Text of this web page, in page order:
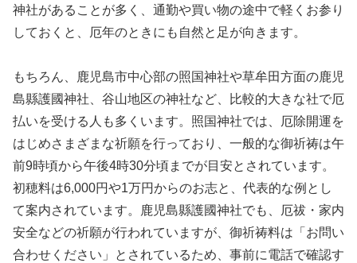
神社があることが多く、通勤や買い物の途中で軽くお参り
しておくと、厄年のときにも自然と足が向きます。
もちろん、鹿児島市中心部の照国神社や草牟田方面の鹿児
島縣護國神社、谷山地区の神社など、比較的大きな社で厄
払いを受ける人も多くいます。照国神社では、厄除開運を
はじめさまざまな祈願を行っており、一般的な御祈祷は午
前9時頃から午後4時30分頃までが目安とされています。
初穂料は6,000円や1万円からのお志と、代表的な例とし
て案内されています。鹿児島縣護國神社でも、厄祓・家内
安全などの祈願が行われていますが、御祈祷料は「お問い
合わせください」とされているため、事前に電話で確認す